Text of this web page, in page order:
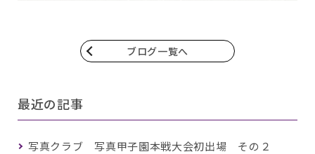
ブログ一覧へ
最近の記事
写真クラブ 写真甲子園本戦大会初出場 その２